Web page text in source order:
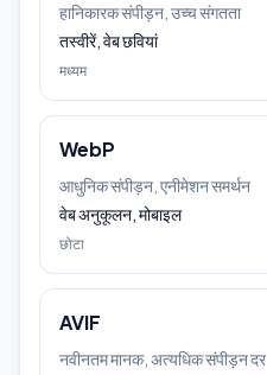
हानिकारक संपीड़न, उच्च संगतता
तस्वीरें, वेब छवियां
मध्यम
WebP
आधुनिक संपीड़न, एनीमेशन समर्थन
वेब अनुकूलन, मोबाइल
छोटा
AVIF
नवीनतम मानक, अत्यधिक संपीड़न दर